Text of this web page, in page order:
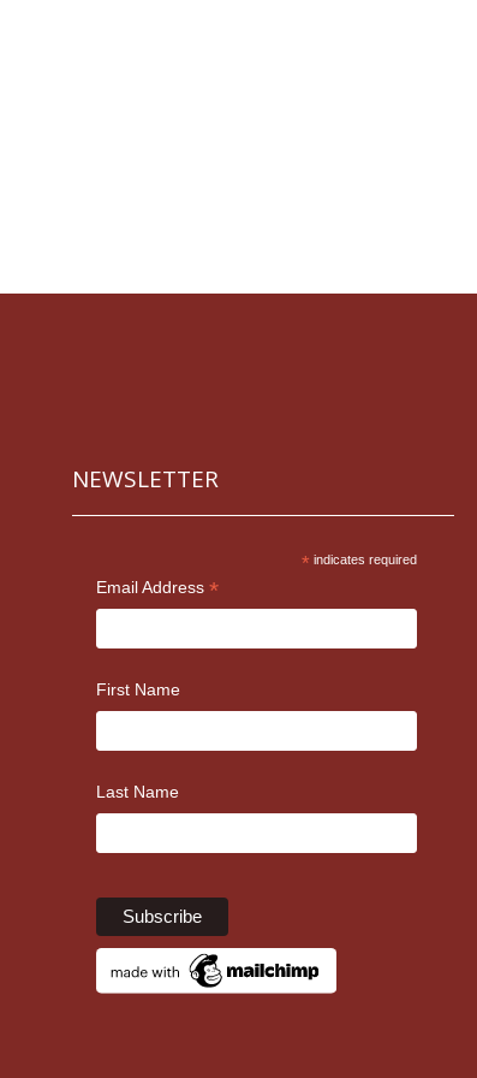
NEWSLETTER
* indicates required
Email Address *
First Name
Last Name